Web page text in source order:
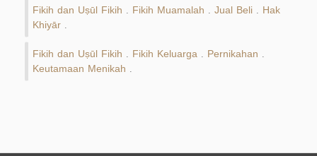
Fikih dan Uṣūl Fikih Fikih Muamalah Jual Beli Hak
Khiyār
Fikih dan Uṣūl Fikih Fikih Keluarga Pernikahan
Keutamaan Menikah